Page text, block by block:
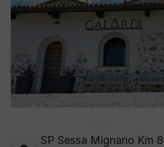
SP Sessa Mignano Km